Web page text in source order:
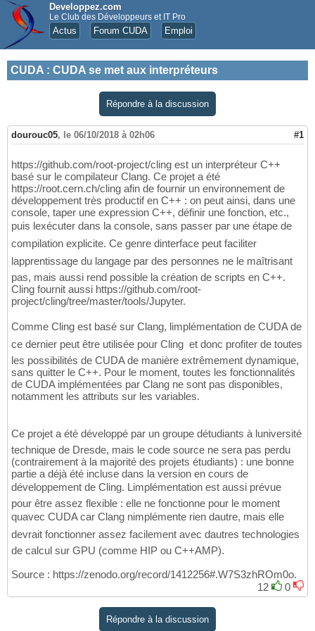
Developpez.com
Le Club des Développeurs et IT Pro
Actus Forum CUDA Emploi
CUDA : CUDA se met aux interpréteurs
Répondre à la discussion
dourouc05, le 06/10/2018 à 02h06 #1
https://github.com/root-project/cling est un interpréteur C++
basé sur le compilateur Clang. Ce projet a été
https://root.cern.ch/cling afin de fournir un environnement de
développement très productif en C++ : on peut ainsi, dans une
console, taper une expression C++, définir une fonction, etc.,
puis lexécuter dans la console, sans passer par une étape de
compilation explicite. Ce genre dinterface peut faciliter
lapprentissage du langage par des personnes ne le maîtrisant
pas, mais aussi rend possible la création de scripts en C++.
Cling fournit aussi https://github.com/root-
project/cling/tree/master/tools/Jupyter.
Comme Cling est basé sur Clang, limplémentation de CUDA de
ce dernier peut être utilisée pour Cling  et donc profiter de toutes
les possibilités de CUDA de manière extrêmement dynamique,
sans quitter le C++. Pour le moment, toutes les fonctionnalités
de CUDA implémentées par Clang ne sont pas disponibles,
notamment les attributs sur les variables.
Ce projet a été développé par un groupe détudiants à luniversité
technique de Dresde, mais le code source ne sera pas perdu
(contrairement à la majorité des projets étudiants) : une bonne
partie a déjà été incluse dans la version en cours de
développement de Cling. Limplémentation est aussi prévue
pour être assez flexible : elle ne fonctionne pour le moment
quavec CUDA car Clang nimplémente rien dautre, mais elle
devrait fonctionner assez facilement avec dautres technologies
de calcul sur GPU (comme HIP ou C++AMP).
Source : https://zenodo.org/record/1412256#.W7S3zhROm0o.
12
0
Répondre à la discussion